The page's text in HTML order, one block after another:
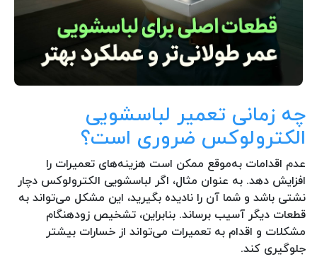
چه زمانی تعمیر لباسشویی
الکترولوکس ضروری است؟
عدم اقدامات به‌موقع ممکن است هزینه‌های تعمیرات را
افزایش دهد. به عنوان مثال، اگر لباسشویی الکترولوکس دچار
نشتی باشد و شما آن را نادیده بگیرید، این مشکل می‌تواند به
قطعات دیگر آسیب برساند. بنابراین، تشخیص زودهنگام
مشکلات و اقدام به تعمیرات می‌تواند از خسارات بیشتر
جلوگیری کند.